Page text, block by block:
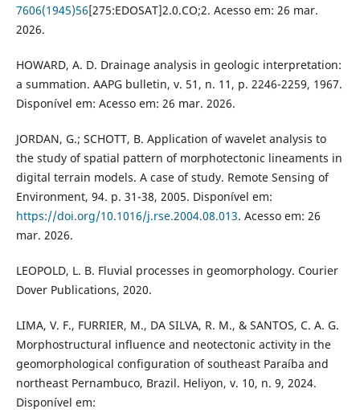
7606(1945)56[275:EDOSAT]2.0.CO;2. Acesso em: 26 mar.
2026.
HOWARD, A. D. Drainage analysis in geologic interpretation:
a summation. AAPG bulletin, v. 51, n. 11, p. 2246-2259, 1967.
Disponível em: Acesso em: 26 mar. 2026.
JORDAN, G.; SCHOTT, B. Application of wavelet analysis to
the study of spatial pattern of morphotectonic lineaments in
digital terrain models. A case of study. Remote Sensing of
Environment, 94. p. 31-38, 2005. Disponível em:
https://doi.org/10.1016/j.rse.2004.08.013. Acesso em: 26
mar. 2026.
LEOPOLD, L. B. Fluvial processes in geomorphology. Courier
Dover Publications, 2020.
LIMA, V. F., FURRIER, M., DA SILVA, R. M., & SANTOS, C. A. G.
Morphostructural influence and neotectonic activity in the
geomorphological configuration of southeast Paraíba and
northeast Pernambuco, Brazil. Heliyon, v. 10, n. 9, 2024.
Disponível em: